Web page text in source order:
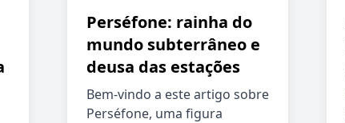
Perséfone: rainha do
mundo subterrâneo e
deusa das estações
Bem-vindo a este artigo sobre
Perséfone, uma figura